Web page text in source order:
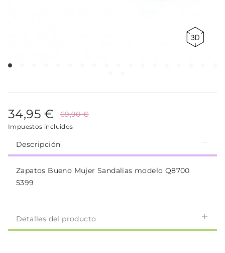
34,95 € 69,90 €
Impuestos incluidos
Descripción
Zapatos Bueno Mujer Sandalias modelo Q8700
5399
Detalles del producto